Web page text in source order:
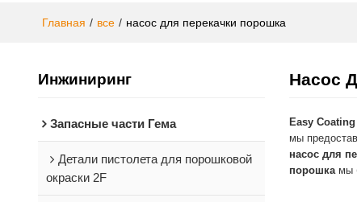
Главная / все / насос для перекачки порошка
Инжиниринг
Запасные части Гема
Детали пистолета для порошковой
окраски 2F
Насос
Easy
мы
насос для
порошка мы